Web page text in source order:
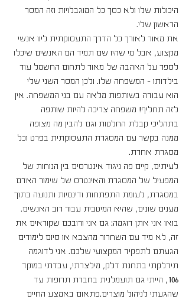
היכולות שלו ולא כסך כל המוגבלויות וזה המסר
הראשון שלי.
את מאור לאורך כל הדרך התעסוקתית ליוו אנשי
מקצוע, אבל מי שהיו שם תמיד הם האנשים שיכלו
לספר על האהבה של מאור לתחום החשמל עוד
בילדותו – המשפחה שלו. ולכן המסר השני שלי
הוא עבודה בשותפות מלאה עם בני המשפחה. אין
לזה תחליף! משפחה צריכה להיות שותפה
בתהליכי קבלת החלטות וגם להבין מה מצופה
ממנה בקשר עם המסגרת התעסוקתית בפרט וכל
מסגרת אחרת.
לעיתים, קיים פה ניגוד אינטרסים בין הנוחות של
המפעיל של המסגרת והאינטרס של שימור האדם
במסגרת, לעומת התפתחות ודינמיות ותנועה בתוך
מענים שונים, שהיא המיטבית עבור רוב האנשים.
בואו אני אתן דוגמה: גם אני ורובכם שקוראים את
זה, לא מיד עם השחרור מהצבא או סיום לימודים
הגעתם לתפקיד המקצועי שלכם. אני לדוגמה
תידלקתי בתחנת דלק, מילצרתי, עבדתי במוקד
106, הייתי גם תועמלנית בחברת תרופות עד
שהגעתי לניהול מוצרים.פתאום באמצע החיים